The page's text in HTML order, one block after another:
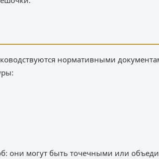
нормативными
они могут быть точечными или